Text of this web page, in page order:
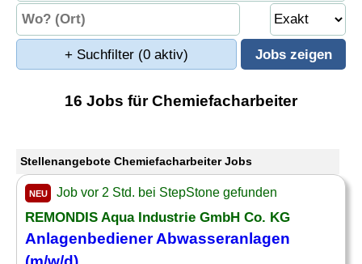
+ Suchfilter (0 aktiv)
16 Jobs für Chemiefacharbeiter
Stellenangebote Chemiefacharbeiter Jobs
NEU Job vor 2 Std. bei StepStone gefunden
REMONDIS Aqua Industrie GmbH Co. KG
Anlagenbediener Abwasseranlagen